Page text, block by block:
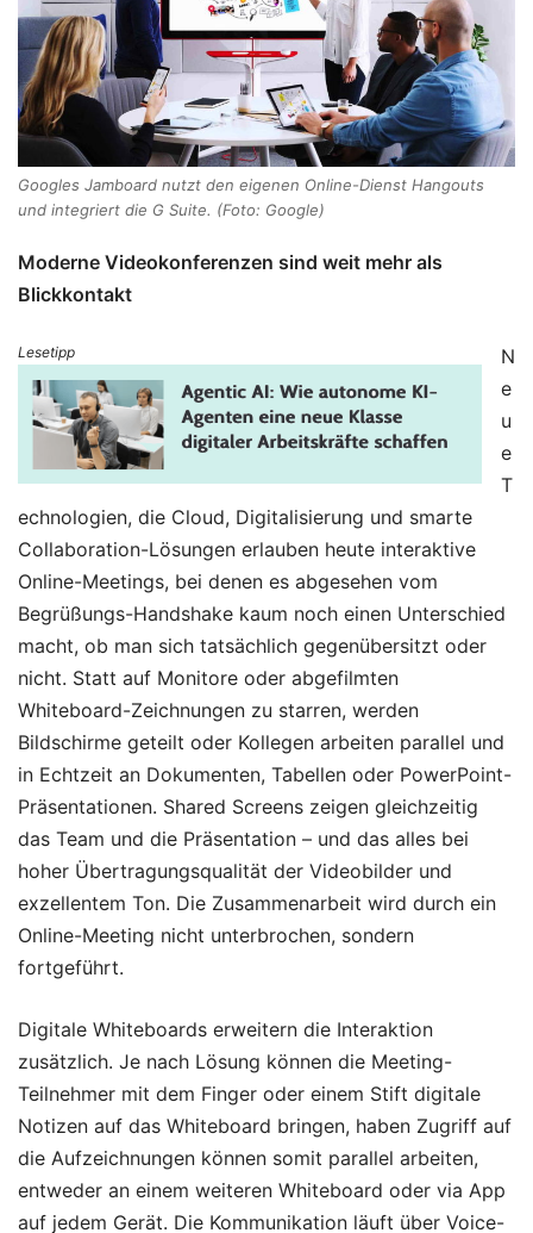
Googles Jamboard nutzt den eigenen Online-Dienst Hangouts
und integriert die G Suite. (Foto: Google)
Moderne Videokonferenzen sind weit mehr als
Blickkontakt
Lesetipp
N
e
u
e
T
echnologien, die Cloud, Digitalisierung und smarte
Collaboration-Lösungen erlauben heute interaktive
Online-Meetings, bei denen es abgesehen vom
Begrüßungs-Handshake kaum noch einen Unterschied
macht, ob man sich tatsächlich gegenübersitzt oder
nicht. Statt auf Monitore oder abgefilmten
Whiteboard-Zeichnungen zu starren, werden
Bildschirme geteilt oder Kollegen arbeiten parallel und
in Echtzeit an Dokumenten, Tabellen oder PowerPoint-
Präsentationen. Shared Screens zeigen gleichzeitig
das Team und die Präsentation – und das alles bei
hoher Übertragungsqualität der Videobilder und
exzellentem Ton. Die Zusammenarbeit wird durch ein
Online-Meeting nicht unterbrochen, sondern
fortgeführt.
Digitale Whiteboards erweitern die Interaktion
zusätzlich. Je nach Lösung können die Meeting-
Teilnehmer mit dem Finger oder einem Stift digitale
Notizen auf das Whiteboard bringen, haben Zugriff auf
die Aufzeichnungen können somit parallel arbeiten,
entweder an einem weiteren Whiteboard oder via App
auf jedem Gerät. Die Kommunikation läuft über Voice-